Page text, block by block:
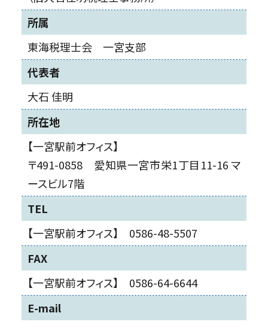
所属
東海税理士会 一宮支部
代表者
大石 佳明
所在地
【一宮駅前オフィス】
〒491-0858 愛知県一宮市栄1丁目11-16 マ
ースビル7階
TEL
【一宮駅前オフィス】 0586-48-5507
FAX
【一宮駅前オフィス】 0586-64-6644
E-mail